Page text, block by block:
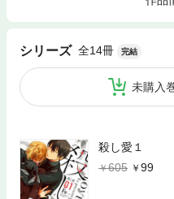
シリーズ 全14冊 完結
未購入
殺し愛１
605
99